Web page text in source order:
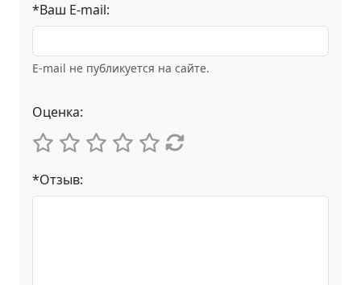
*Ваш E-mail:
E-mail не публикуется на сайте.
Оценка:
*Отзыв: